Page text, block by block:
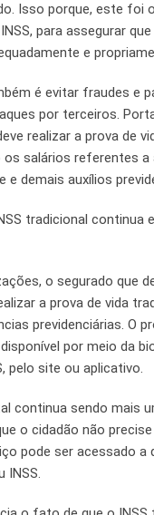
Isso porque, este foi
para assegurar
e
é evitar fraudes e
por terceiros.
realizar a prova de
os salários referentes a
e demais auxílios
tradicional continua
o segurado que
a prova de vida
previdenciárias. O
por meio da
pelo site ou aplicativo.
continua sendo mais
o cidadão não
pode ser acessado a
INSS.